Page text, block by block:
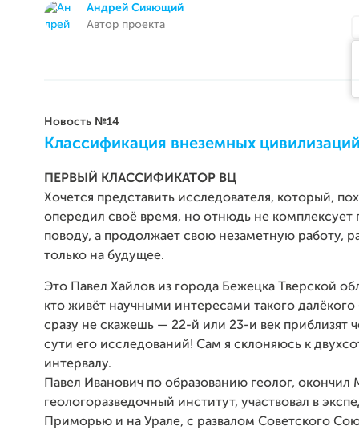
Андрей Сияющий
Автор проекта
Новость №14
Классификация внеземных
ПЕРВЫЙ КЛАССИФИКАТОР ВЦ
Хочется представить исследователя, который,
опередил своё время, но отнюдь не комплексует
поводу, а продолжает свою незаметную работу,
только на будущее.
Это Павел Хайлов из города Бежецка Тверской
кто живёт научными интересами такого далёкого
сразу не скажешь — 22-й или 23-и век приблизят
сути его исследований! Сам я склоняюсь к
интервалу.
Павел Иванович по образованию геолог, окончил
геологоразведочный институт, участвовал в
Приморью и на Урале, с развалом Советского